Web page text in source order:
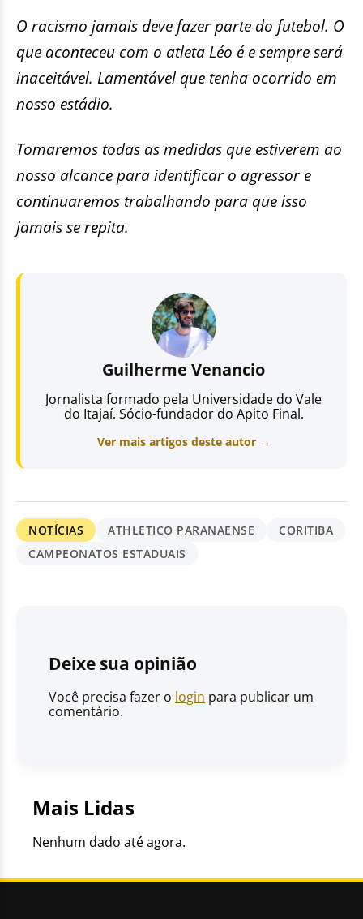
O racismo jamais deve fazer parte do futebol. O
que aconteceu com o atleta Léo é e sempre será
inaceitável. Lamentável que tenha ocorrido em
nosso estádio.
Tomaremos todas as medidas que estiverem ao
nosso alcance para identificar o agressor e
continuaremos trabalhando para que isso
jamais se repita.
Guilherme Venancio
Jornalista formado pela Universidade do Vale
do Itajaí. Sócio-fundador do Apito Final.
Ver mais artigos deste autor →
NOTÍCIAS ATHLETICO PARANAENSE
CORITIBA
CAMPEONATOS ESTADUAIS
Deixe sua opinião
Você precisa fazer o login para publicar um
comentário.
Mais Lidas
Nenhum dado até agora.